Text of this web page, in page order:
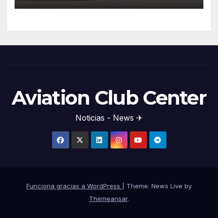
Aviation Club Center
Noticias - News ✈
Funciona gracias a WordPress
Theme: News Live by
Themeansar.